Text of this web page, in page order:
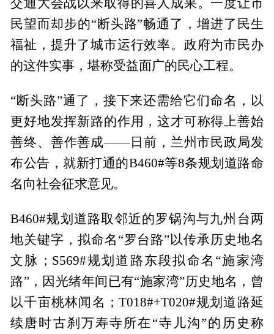
交通大会战以来取得的喜人成果。一度让市
民望而却步的“断头路”畅通了，增进了民生
福祉，提升了城市运行效率。政府为市民办
的这件实事，堪称受益面广的民心工程。
“断头路”通了，接下来还需给它们命名，以
更好地发挥新路的作用，这才可称得上善始
善终、善作善成——日前，兰州市民政局发
布公告，就新打通的B460#等8条规划道路命
名向社会征求意见。
B460#规划道路取邻近的罗锅沟与九州台两
地关键字，拟命名“罗台路”以传承历史地名
文脉；S569#规划道路东段拟命名“施家湾
路”，因光绪年间已有“施家湾”历史地名，曾
以千亩桃林闻名；T018#+T020#规划道路延
续唐时古刹万寿寺所在“寺儿沟”的历史称